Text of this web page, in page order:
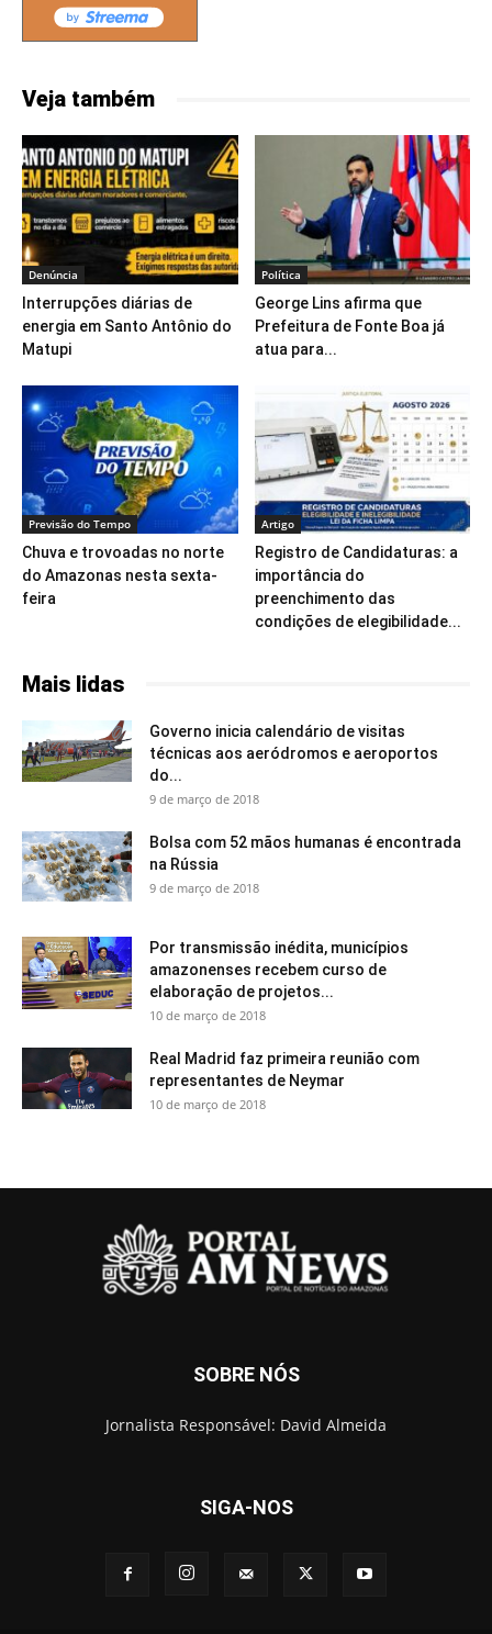
Veja também
Denúncia
Interrupções diárias de
energia em Santo Antônio do
Matupi
Política
George Lins afirma que
Prefeitura de Fonte Boa já
atua para...
Previsão do Tempo
Chuva e trovoadas no norte
do Amazonas nesta sexta-
feira
Artigo
Registro de Candidaturas: a
importância do
preenchimento das
condições de elegibilidade...
Mais lidas
Governo inicia calendário de visitas
técnicas aos aeródromos e aeroportos
do...
9 de março de 2018
Bolsa com 52 mãos humanas é encontrada
na Rússia
9 de março de 2018
Por transmissão inédita, municípios
amazonenses recebem curso de
elaboração de projetos...
10 de março de 2018
Real Madrid faz primeira reunião com
representantes de Neymar
10 de março de 2018
SOBRE NÓS
Jornalista Responsável: David Almeida
SIGA-NOS